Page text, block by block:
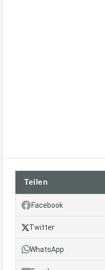
Teilen
Facebook
Twitter
WhatsApp